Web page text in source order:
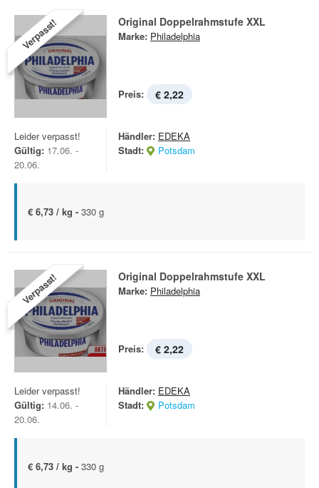
Verpasst! Original Doppelrahmstufe XXL
Marke: Philadelphia
Preis: € 2,22
Leider verpasst!
Gültig: 17.06. -
20.06.
Händler: EDEKA
Stadt:
Potsdam
€ 6,73 / kg - 330 g
Verpasst! Original Doppelrahmstufe XXL
Marke: Philadelphia
Preis: € 2,22
Leider verpasst!
Gültig: 14.06. -
20.06.
Händler: EDEKA
Stadt:
Potsdam
€ 6,73 / kg - 330 g